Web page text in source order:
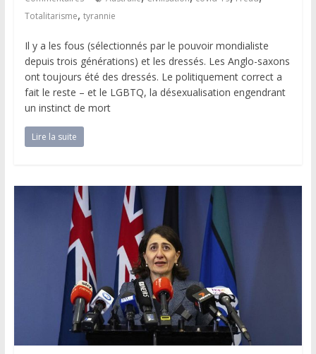
Totalitarisme, tyrannie
Il y a les fous (sélectionnés par le pouvoir mondialiste
depuis trois générations) et les dressés. Les Anglo-saxons
ont toujours été des dressés. Le politiquement correct a
fait le reste – et le LGBTQ, la désexualisation engendrant
un instinct de mort
Lire la suite